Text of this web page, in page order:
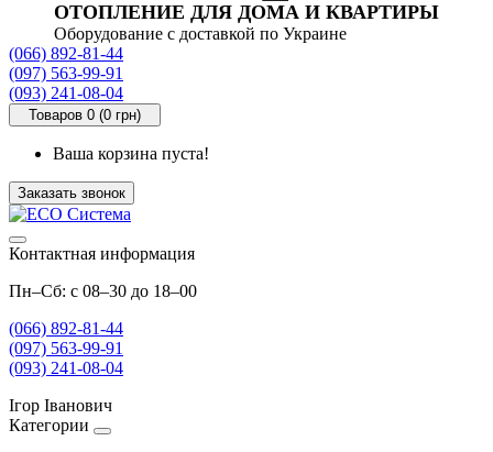
ОТОПЛЕНИЕ ДЛЯ ДОМА И КВАРТИРЫ
Оборудование с доставкой по Украине
(066) 892-81-44
(097) 563-99-91
(093) 241-08-04
Товаров 0 (0 грн)
Ваша корзина пуста!
Заказать звонок
Контактная информация
Пн–Сб: с 08–30 до 18–00
(066) 892-81-44
(097) 563-99-91
(093) 241-08-04
Ігор Іванович
Категории